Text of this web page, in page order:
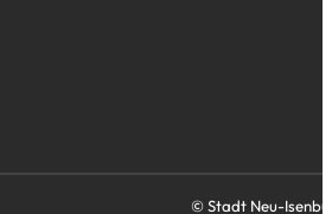
© Stadt Neu-